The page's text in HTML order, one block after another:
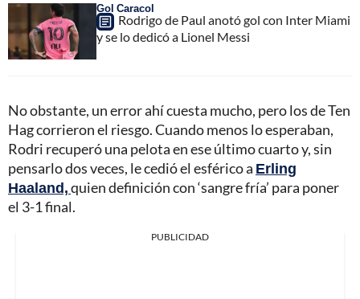
Gol Caracol
Rodrigo de Paul anotó gol con Inter Miami
y se lo dedicó a Lionel Messi
No obstante, un error ahí cuesta mucho, pero los de Ten
Hag corrieron el riesgo. Cuando menos lo esperaban,
Rodri recuperó una pelota en ese último cuarto y, sin
pensarlo dos veces, le cedió el esférico a Erling
Haaland,quien definición con ‘sangre fría’ para poner
el 3-1 final.
PUBLICIDAD